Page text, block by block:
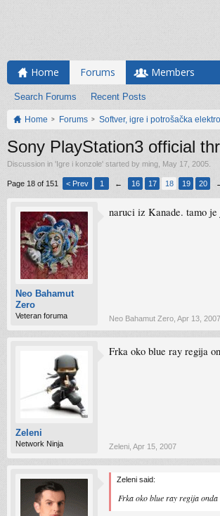
Home Forums
Search Forums Recent Posts
Members
Home Forums Softver, igre i potrošačka
Sony PlayStation3 official
Discussion in 'Igre i konzole' started by ming May 17, 2005
Page 18 of 151 < Prev 1 ← 16 17 18 19 20
Neo Bahamut
Zero
Veteran foruma
naruci iz Kanade. tamo
Neo Bahamut Zero Apr 13, 2007
Zeleni
Network Ninja
Frka oko blue ray regija
Zeleni Apr 15, 2007
Zeleni said:
Frka oko blue ray regija onda